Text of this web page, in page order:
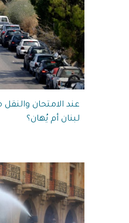
عند الامتحان
لبنان أم يُهان؟